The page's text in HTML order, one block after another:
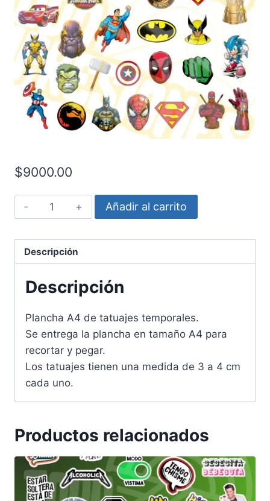
$9000.00
Tatuajes
para
cantidad
Añadir al carrito
Descripción
Descripción
Plancha A4 de tatuajes temporales.
Se entrega la plancha en tamaño A4 para
recortar y pegar.
Los tatuajes tienen una medida de 3 a 4 cm
cada uno.
Productos relacionados